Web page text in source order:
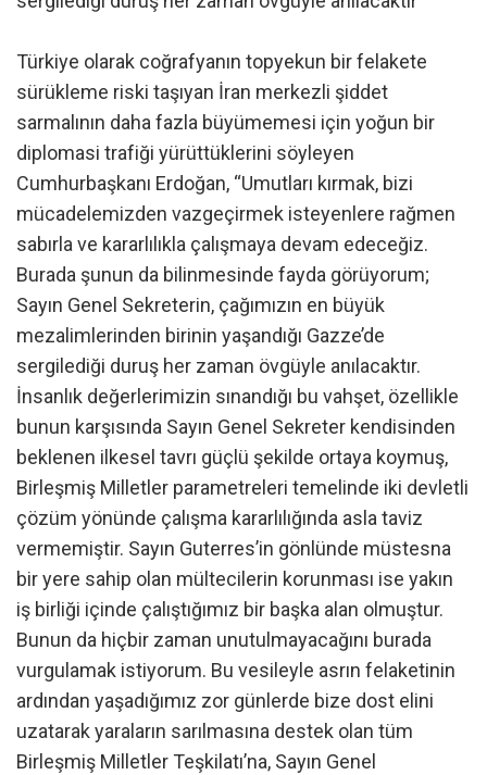
Türkiye olarak coğrafyanın topyekun bir felakete
sürükleme riski taşıyan İran merkezli şiddet
sarmalının daha fazla büyümemesi için yoğun bir
diplomasi trafiği yürüttüklerini söyleyen
Cumhurbaşkanı Erdoğan, “Umutları kırmak, bizi
mücadelemizden vazgeçirmek isteyenlere rağmen
sabırla ve kararlılıkla çalışmaya devam edeceğiz.
Burada şunun da bilinmesinde fayda görüyorum;
Sayın Genel Sekreterin, çağımızın en büyük
mezalimlerinden birinin yaşandığı Gazze’de
sergilediği duruş her zaman övgüyle anılacaktır.
İnsanlık değerlerimizin sınandığı bu vahşet, özellikle
bunun karşısında Sayın Genel Sekreter kendisinden
beklenen ilkesel tavrı güçlü şekilde ortaya koymuş,
Birleşmiş Milletler parametreleri temelinde iki devletli
çözüm yönünde çalışma kararlılığında asla taviz
vermemiştir. Sayın Guterres’in gönlünde müstesna
bir yere sahip olan mültecilerin korunması ise yakın
iş birliği içinde çalıştığımız bir başka alan olmuştur.
Bunun da hiçbir zaman unutulmayacağını burada
vurgulamak istiyorum. Bu vesileyle asrın felaketinin
ardından yaşadığımız zor günlerde bize dost elini
uzatarak yaraların sarılmasına destek olan tüm
Birleşmiş Milletler Teşkilatı’na, Sayın Genel